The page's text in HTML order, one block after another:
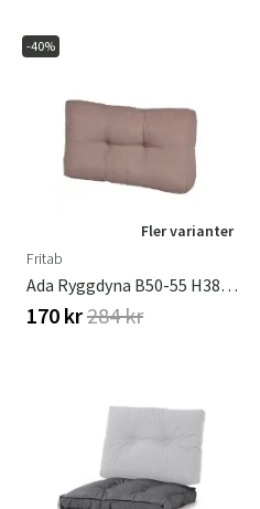
-40%
Fler varianter
Fritab
Ada Ryggdyna B50-55 H38 Cm Taupe
170 kr284 kr